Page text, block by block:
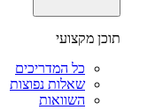
תוכן מקצועי
כל המדריכים
שאלות נפוצות
השוואות